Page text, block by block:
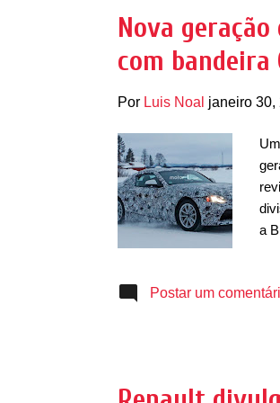
ele
Nova
com bandeira
Por Luis Noal janeiro 30,
a
Postar um